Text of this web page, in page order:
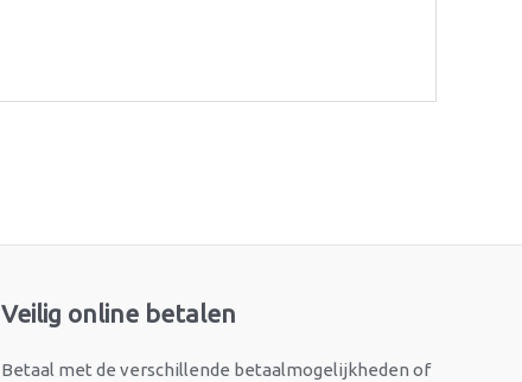
Veilig online betalen
Betaal met de verschillende betaalmogelijkheden of